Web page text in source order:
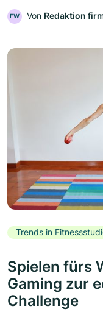
FW Von Redaktion
Trends in
Spielen fürs
Gaming zur
Challenge